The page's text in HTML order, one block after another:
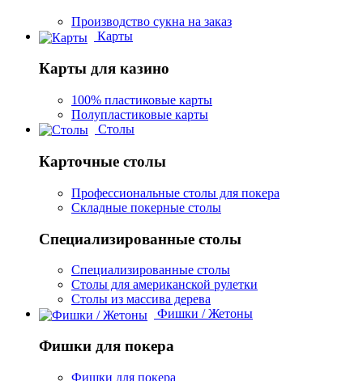
Производство сукна на заказ
Карты
Карты для казино
100% пластиковые карты
Полупластиковые карты
Столы
Карточные столы
Профессиональные столы для покера
Складные покерные столы
Специализированные столы
Специализированные столы
Столы для американской рулетки
Столы из массива дерева
Фишки / Жетоны
Фишки для покера
Фишки для покера